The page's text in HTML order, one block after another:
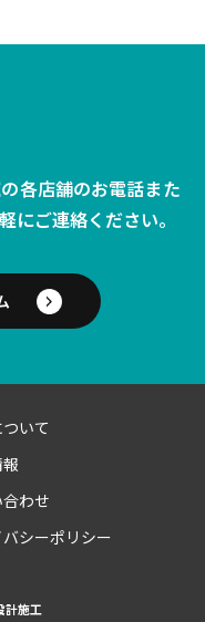
各店舗のお電話また
にご連絡ください。
いて
わせ
シーポリシー
計施工